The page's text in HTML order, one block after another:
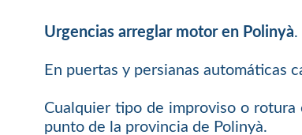
Urgencias arreglar motor en Polinyà.
En puertas y persianas automáticas
Cualquier tipo de improviso o rotura
punto de la provincia de Polinyà.